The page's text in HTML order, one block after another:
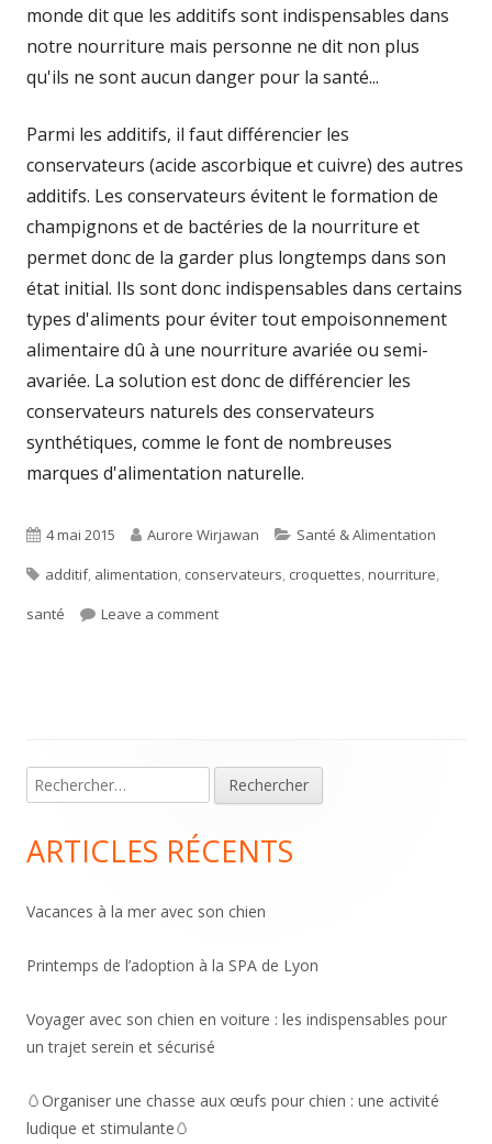
monde dit que les additifs sont indispensables dans
notre nourriture mais personne ne dit non plus
qu'ils ne sont aucun danger pour la santé...
Parmi les additifs, il faut différencier les
conservateurs (acide ascorbique et cuivre) des autres
additifs. Les conservateurs évitent le formation de
champignons et de bactéries de la nourriture et
permet donc de la garder plus longtemps dans son
état initial. Ils sont donc indispensables dans certains
types d'aliments pour éviter tout empoisonnement
alimentaire dû à une nourriture avariée ou semi-
avariée. La solution est donc de différencier les
conservateurs naturels des conservateurs
synthétiques, comme le font de nombreuses
marques d'alimentation naturelle.
Published
on
4 mai 2015 Author
Aurore Wirjawan Categories
Santé & Alimentation
Tags
additif, alimentation conservateurs croquettes nourriture
santé
Leave a commenton Les conservateurs alimentaires
Main
Sidebar
Rechercher :
ARTICLES RÉCENTS
Vacances à la mer avec son chien
Printemps de l’adoption à la SPA de Lyon
Voyager avec son chien en voiture : les indispensables pour
un trajet serein et sécurisé
🥚Organiser une chasse aux œufs pour chien : une activité
ludique et stimulante🥚